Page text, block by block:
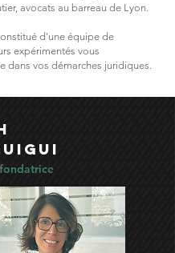
avocats au barreau de Lyon.
d'une équipe de
expérimentés vous
dans vos démarches juridiques.